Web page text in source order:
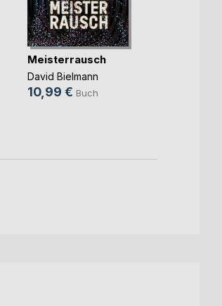
Meisterrausch
David Bielmann
10,99 € Buch